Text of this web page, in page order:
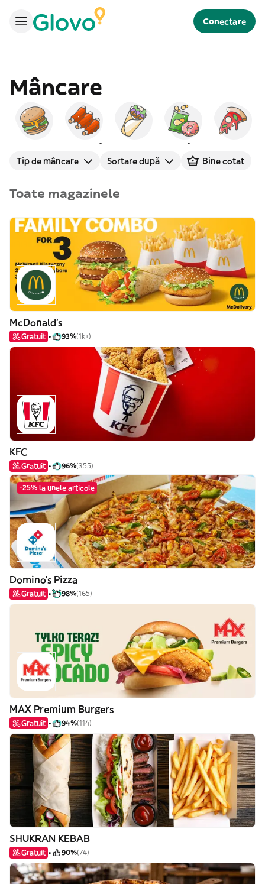
Conectare
Mâncare
Burgeri Americană Kebab Gustări Pizza
Tip de mâncare Sortare după Bine cotat
Toate magazinele
McDonald's
Gratuit 93%(1k+)
KFC
Gratuit 96%(355)
-25% la unele articole
Domino's Pizza
Gratuit 98%(165)
MAX Premium Burgers
Gratuit 94%(114)
SHUKRAN KEBAB
Gratuit 90%(74)